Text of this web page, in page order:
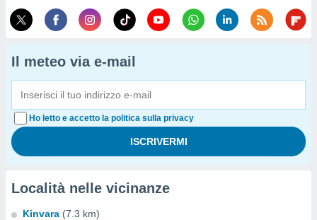
Il meteo via e-mail
Ho letto e accetto la politica sulla privacy
Località nelle vicinanze
Kinvara (7.3 km)